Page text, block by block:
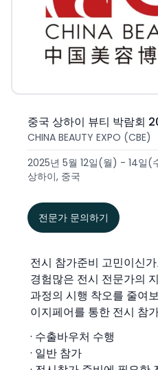
중국 상하이 뷰티 박람회
CHINA BEAUTY EXPO (CBE)
2025년 5월 12일(월) - 14일(
상하이, 중국
전문가 문의하기
전시 참가준비 고민이신
경험많은 전시 전문가의
과정의 시행 착오를 줄여
이지페어를 통한 전시 참
· 수출바우처 수행
· 일반 참가